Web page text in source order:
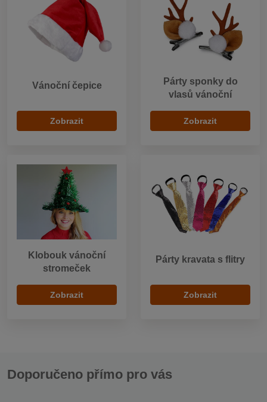
Vánoční čepice
Zobrazit
Párty sponky do
vlasů vánoční
Zobrazit
Klobouk vánoční
stromeček
Zobrazit
Párty kravata s flitry
Zobrazit
Doporučeno přímo pro vás